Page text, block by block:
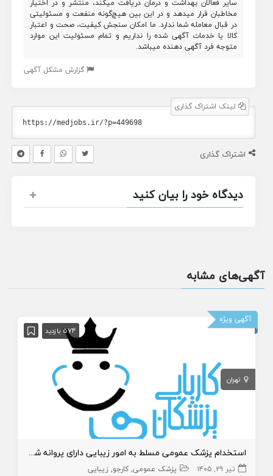
سایر فعالان بهداشت و درمان دریافت میکند، منتشر و در اختیار
مخاطبان قرار میدهد و در این بین هیچ‌گونه منفعت و مسئولیتی
در قبال معامله شما ندارد. ما امکان سنجش کیفیت، صحت و اعتبار
کالا یا خدمات آگهی شده را نداریم و تمام مسئولیت این موارد
متوجه فرد آگهی دهنده میباشد.
گزارش مشکل آگهی
لینک اشتراک گذاری
اشتراک گذاری
دیدگاه خود را بیان کنید
آگهی‌های مشابه
آگهی ویژه
574 بازدید
تهران
استخدام پزشک عمومی مسلط به امور زیبایی دارای پروانه شهرقدس
تیر ۲۹, ۱۴۰۵ پزشک عمومی کارجو زیبایی